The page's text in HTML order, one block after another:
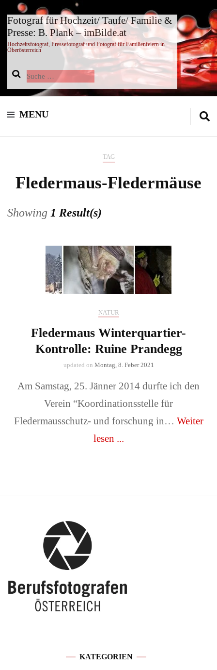
Fotograf für Hochzeit/ Taufe/ Familie &
Presse: B. Plank – imBilde.at
Hochzeitsfotograf, Pressefotograf und Fotograf für Familienfeiern in
Oberösterreich
Suche
nach:
MENU
TAG
Fledermaus-Fledermäuse
Showing 1 Result(s)
NATUR
Fledermaus Winterquartier-
Kontrolle: Ruine Prandegg
updated on Montag, 8. Feber 2021
Am Samstag, 25. Jänner 2014 durfte ich den
Verein “Koordinationsstelle für
Fledermausschutz- und forschung in… Weiter
lesen ...
KATEGORIEN